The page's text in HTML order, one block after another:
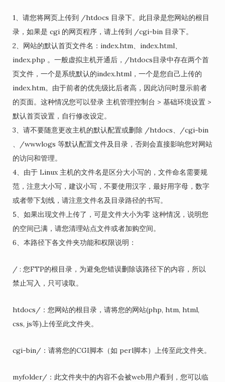
1、请您将网页上传到 /htdocs 目录下。此目录是您网站的根目
录，如果是 cgi 的网页程序，请上传到 /cgi-bin 目录下。
2、网站的默认首页文件名：index.htm、index.html、
index.php 。一般虚拟主机开通后，/htdocs目录中存在两个首
页文件，一个是系统默认的index.html，一个是您自己上传的
index.htm。由于前者的优先级比后者高，因此访问时显示前者
的页面。这种情况您可以登录 主机管理控制台 > 基础环境设置 >
默认首页设置，自行修改设定。
3、请不要随意更改主机的默认配置或删除 /htdocs、/cgi-bin
、/wwwlogs 等默认配置文件及目录，否则会直接影响您对网站
的访问和管理。
4、由于 Linux 主机的文件名是区分大小写的，文件命名需要规
范，注意大小写，建议小写，不要使用汉字，最好用字母，数字
或者带下划线，请注意文件名及目录路径的书写。
5、如果出现文件上传了，可是文件大小为零 这种情况，说明您
的空间已满，请您清理站点文件或者加购空间。
6、本路径下各文件夹功能和权限说明：
/ : 您FTP的根目录，为避免您错误删除该路径下的内容，所以
禁止写入，只可读取。
htdocs/：您网站的根目录，请将您的网站(php, htm, html,
css, js等)上传至此文件夹。
cgi-bin/：请将您的CGI脚本（如 perl脚本）上传至此文件夹。
myfolder/：此文件夹中的内容不会被web用户看到，您可以临